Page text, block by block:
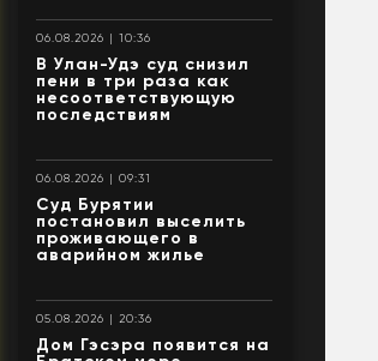
06.08.2026 | 10:36
В Улан-Удэ суд снизил
пени в три раза как
несоответствующую
последствиям
06.08.2026 | 09:31
Суд Бурятии
постановил выселить
проживающего в
аварийном жилье
05.08.2026 | 20:36
Дом Гэсэра появится на